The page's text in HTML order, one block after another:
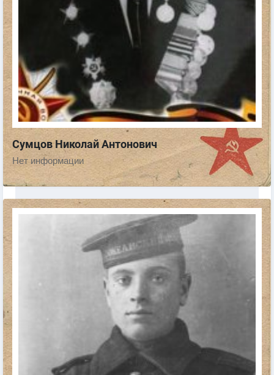
Сумцов Николай Антонович
Нет информации